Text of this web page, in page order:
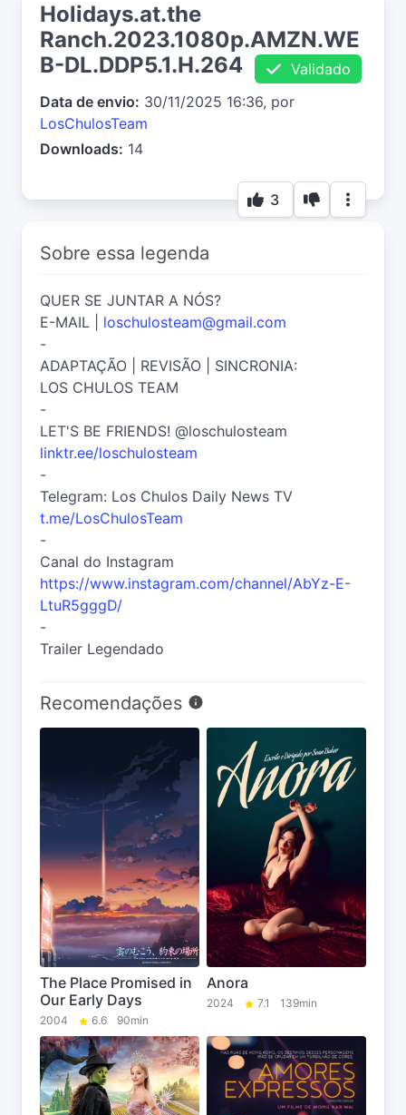
Holidays.at.the
Ranch.2023.1080p.AMZN.WE
B-DL.DDP5.1.H.264
Validado
Data de envio: 30/11/2025 16:36, por
LosChulosTeam
Downloads: 14
3
Sobre essa legenda
QUER SE JUNTAR A NÓS?
E-MAIL | loschulosteam@gmail.com
-
ADAPTAÇÃO | REVISÃO | SINCRONIA:
LOS CHULOS TEAM
-
LET'S BE FRIENDS! @loschulosteam
linktr.ee/loschulosteam
-
Telegram: Los Chulos Daily News TV
t.me/LosChulosTeam
-
Canal do Instagram
https://www.instagram.com/channel/AbYz-E-
LtuR5gggD/
-
Trailer Legendado
Recomendações
The Place Promised in
Our Early Days
2004 6.6 90min
Anora
2024 7.1 139min